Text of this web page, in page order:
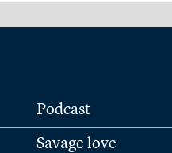
Podcast
Savage love